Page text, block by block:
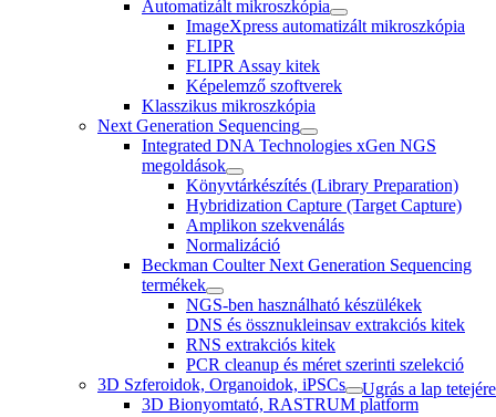
Automatizált mikroszkópia
ImageXpress automatizált mikroszkópia
FLIPR
FLIPR Assay kitek
Képelemző szoftverek
Klasszikus mikroszkópia
Next Generation Sequencing
Integrated DNA Technologies xGen NGS
megoldások
Könyvtárkészítés (Library Preparation)
Hybridization Capture (Target Capture)
Amplikon szekvenálás
Normalizáció
Beckman Coulter Next Generation Sequencing
termékek
NGS-ben használható készülékek
DNS és össznukleinsav extrakciós kitek
RNS extrakciós kitek
PCR cleanup és méret szerinti szelekció
3D Szferoidok, Organoidok, iPSCs
3D Bionyomtató, RASTRUM platform
Ugrás a lap tetejére